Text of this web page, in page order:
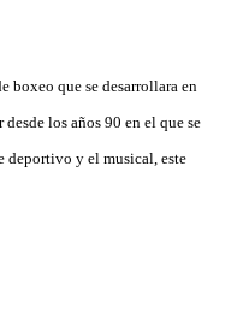
boxeo que se desarrollara en
los años 90 en el que se
deportivo y el musical, este